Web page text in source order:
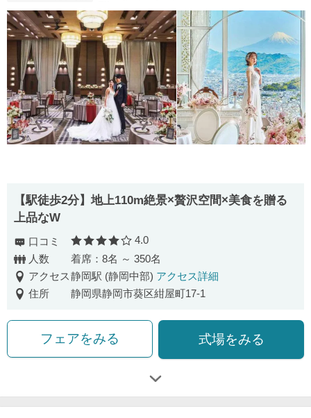
【駅徒歩2分】地上110m絶景×贅沢空間×美食を贈る
上品なW
口コミ 口コミ評価
4.0
人数
着席：8名 ～ 350名
アクセス静岡駅 (静岡中部) アクセス詳細
住所
静岡県静岡市葵区紺屋町17-1
フェアをみる 式場をみる